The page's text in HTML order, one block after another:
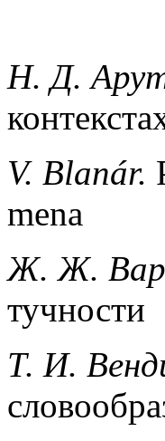
Н. Д.
V. Blanár.
mena
Ж. Ж.
тучности
Т. И.